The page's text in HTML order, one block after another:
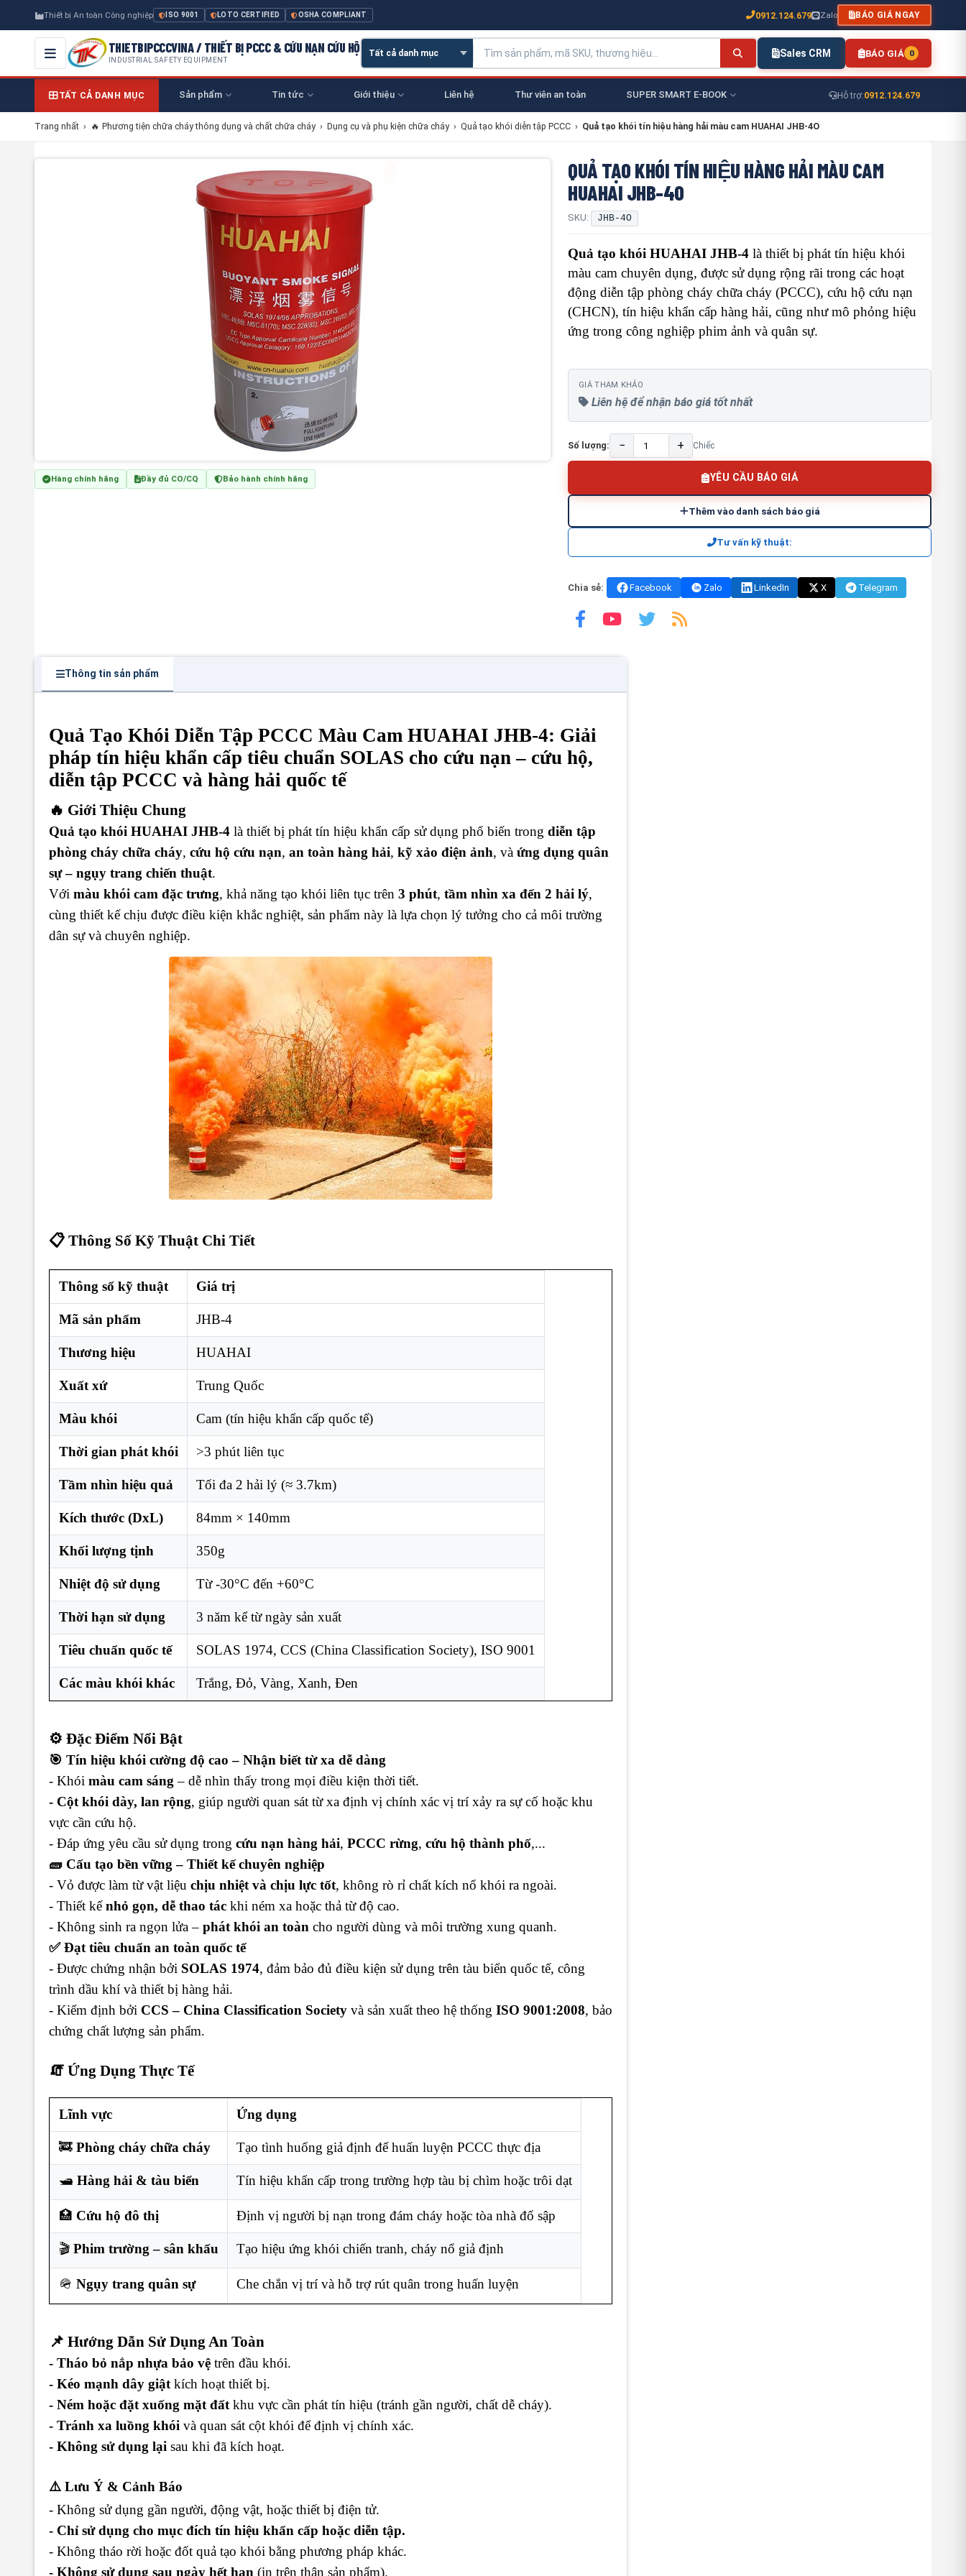
Thiết bị An toàn Công nghiệp ISO 9001 LOTO CERTIFIED OSHA COMPLIANT 0912.124.679 Zalo BÁO GIÁ NGAY
THIETBIPCCCVINA / THIẾT BỊ PCCC & CỨU NẠN CỨU HỘ
INDUSTRIAL SAFETY EQUIPMENT
Sales CRM BÁO GIÁ 0
TẤT CẢ DANH MỤC Sản phẩm Tin tức Giới thiệu Liên hệ Thư viên an toàn SUPER SMART E-BOOK Hỗ trợ:0912.124.679
Trang nhất › 🔥 Phương tiện chữa cháy thông dụng và chất chữa cháy › Dụng cụ và phụ kiện chữa cháy › Quả tạo khói diễn tập PCCC › Quả tạo khói tín hiệu hàng hải màu cam HUAHAI JHB-4O
Hàng chính hãng Đầy đủ CO/CQ Bảo hành chính hãng
QUẢ TẠO KHÓI TÍN HIỆU HÀNG HẢI MÀU CAM
HUAHAI JHB-4O
SKU: JHB-4O
Quả tạo khói HUAHAI JHB-4 là thiết bị phát tín hiệu khói
màu cam chuyên dụng, được sử dụng rộng rãi trong các hoạt
động diễn tập phòng cháy chữa cháy (PCCC), cứu hộ cứu nạn
(CHCN), tín hiệu khẩn cấp hàng hải, cũng như mô phỏng hiệu
ứng trong công nghiệp phim ảnh và quân sự.
GIÁ THAM KHẢO
Liên hệ để nhận báo giá tốt nhất
Số lượng: − + Chiếc
YÊU CẦU BÁO GIÁ
Thêm vào danh sách báo giá
Tư vấn kỹ thuật:
Chia sẻ: Facebook Zalo LinkedIn X Telegram
Thông tin sản phẩm
Quả Tạo Khói Diễn Tập PCCC Màu Cam HUAHAI JHB-4: Giải
pháp tín hiệu khẩn cấp tiêu chuẩn SOLAS cho cứu nạn – cứu hộ,
diễn tập PCCC và hàng hải quốc tế
🔥 Giới Thiệu Chung
Quả tạo khói HUAHAI JHB-4 là thiết bị phát tín hiệu khẩn cấp sử dụng phổ biến trong diễn tập
phòng cháy chữa cháy, cứu hộ cứu nạn, an toàn hàng hải, kỹ xảo điện ảnh, và ứng dụng quân
sự – ngụy trang chiến thuật.
Với màu khói cam đặc trưng, khả năng tạo khói liên tục trên 3 phút, tầm nhìn xa đến 2 hải lý,
cùng thiết kế chịu được điều kiện khắc nghiệt, sản phẩm này là lựa chọn lý tưởng cho cả môi trường
dân sự và chuyên nghiệp.
📋 Thông Số Kỹ Thuật Chi Tiết
Thông số kỹ thuật Giá trị
Mã sản phẩm JHB-4
Thương hiệu HUAHAI
Xuất xứ Trung Quốc
Màu khói Cam (tín hiệu khẩn cấp quốc tế)
Thời gian phát khói >3 phút liên tục
Tầm nhìn hiệu quả Tối đa 2 hải lý (≈ 3.7km)
Kích thước (DxL) 84mm × 140mm
Khối lượng tịnh 350g
Nhiệt độ sử dụng Từ -30°C đến +60°C
Thời hạn sử dụng 3 năm kể từ ngày sản xuất
Tiêu chuẩn quốc tế SOLAS 1974, CCS (China Classification Society), ISO 9001
Các màu khói khác Trắng, Đỏ, Vàng, Xanh, Đen
⚙️ Đặc Điểm Nổi Bật
🎯 Tín hiệu khói cường độ cao – Nhận biết từ xa dễ dàng
- Khói màu cam sáng– dễ nhìn thấy trong mọi điều kiện thời tiết.
- Cột khói dày, lan rộng, giúp người quan sát từ xa định vị chính xác vị trí xảy ra sự cố hoặc khu
vực cần cứu hộ.
- Đáp ứng yêu cầu sử dụng trong cứu nạn hàng hải, PCCC rừng, cứu hộ thành phố,...
🧱 Cấu tạo bền vững – Thiết kế chuyên nghiệp
- Vỏ được làm từ vật liệu chịu nhiệt và chịu lực tốt, không rò rỉ chất kích nổ khói ra ngoài.
- Thiết kếnhỏ gọn, dễ thao tác khi ném xa hoặc thả từ độ cao.
- Không sinh ra ngọn lửa – phát khói an toàn cho người dùng và môi trường xung quanh.
✅ Đạt tiêu chuẩn an toàn quốc tế
- Được chứng nhận bởi SOLAS 1974, đảm bảo đủ điều kiện sử dụng trên tàu biển quốc tế, công
trình dầu khí và thiết bị hàng hải.
- Kiểm định bởi CCS – China Classification Society và sản xuất theo hệ thống ISO 9001:2008, bảo
chứng chất lượng sản phẩm.
🧯 Ứng Dụng Thực Tế
Lĩnh vực Ứng dụng
🚒 Phòng cháy chữa cháy Tạo tình huống giả định để huấn luyện PCCC thực địa
🛥️ Hàng hải & tàu biển Tín hiệu khẩn cấp trong trường hợp tàu bị chìm hoặc trôi dạt
🏥 Cứu hộ đô thị Định vị người bị nạn trong đám cháy hoặc tòa nhà đổ sập
🎬 Phim trường – sân khấu Tạo hiệu ứng khói chiến tranh, cháy nổ giả định
🪖 Ngụy trang quân sự Che chắn vị trí và hỗ trợ rút quân trong huấn luyện
📌 Hướng Dẫn Sử Dụng An Toàn
- Tháo bỏ nắp nhựa bảo vệ trên đầu khói.
- Kéo mạnh dây giật kích hoạt thiết bị.
- Ném hoặc đặt xuống mặt đất khu vực cần phát tín hiệu (tránh gần người, chất dễ cháy).
- Tránh xa luồng khói và quan sát cột khói để định vị chính xác.
- Không sử dụng lại sau khi đã kích hoạt.
⚠️ Lưu Ý & Cảnh Báo
- Không sử dụng gần người, động vật, hoặc thiết bị điện tử.
- Chỉ sử dụng cho mục đích tín hiệu khẩn cấp hoặc diễn tập.
- Không tháo rời hoặc đốt quả tạo khói bằng phương pháp khác.
- Không sử dụng sau ngày hết hạn (in trên thân sản phẩm).